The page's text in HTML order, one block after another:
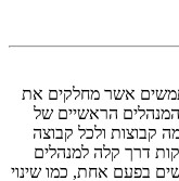
אשר מחלקים את
המנהלים הראשיים של
קבוצות ולכל קבוצה
דרך קלה למנהלים
בפעם אחת, כמו שינוי